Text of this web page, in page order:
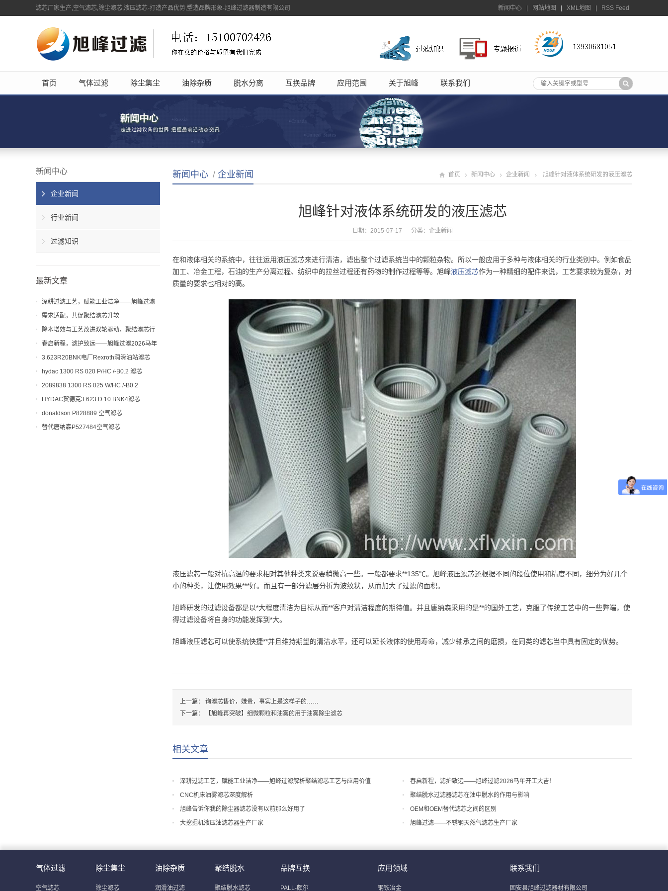
滤芯厂家生产,空气滤芯,除尘滤芯,液压滤芯-打造产品优势,塑造品牌形象-旭峰过滤器制造有限公司 新闻中心 网站地图 XML地图 RSS Feed
首页 气体过滤 除尘集尘 油除杂质 脱水分离 互换品牌 应用范围 关于旭峰 联系我们
新闻中心 / 企业新闻 首页 新闻中心 企业新闻 旭峰针对液体系统研发的液压滤芯
旭峰针对液体系统研发的液压滤芯
日期：2015-07-17 分类： 企业新闻
在和液体相关的系统中，往往运用液压滤芯来进行清洁，滤出整个过滤系统当中的颗粒杂物。所以一般应用于多种与液体相关的行业类别中。例如食品
加工、冶金工程，石油的生产分离过程、纺织中的拉丝过程还有药物的制作过程等等。旭峰液压滤芯作为一种精细的配件来说，工艺要求较为复杂，对
质量的要求也相对的高。
液压滤芯一般对抗高温的要求相对其他种类来说要稍微高一些。一般都要求**135℃。旭峰液压滤芯还根据不同的段位使用和精度不同，细分为好几个
小的种类，让使用效果***好。而且有一部分滤层分折为波纹状，从而加大了过滤的面积。
旭峰研发的过滤设备都是以*大程度清洁为目标从而**客户对清洁程度的期待值。并且唐纳森采用的是**的国外工艺，克服了传统工艺中的一些弊端，使
得过滤设备将自身的功能发挥到*大。
旭峰液压滤芯可以使系统快捷**并且维持期望的清洁水平，还可以延长液体的使用寿命，减少轴承之间的磨损，在同类的滤芯当中具有固定的优势。
上一篇： 询滤芯售价，嫌贵，事实上是这样子的……
下一篇：
【旭峰再突破】细微颗粒和油雾的用于油雾除尘滤芯
相关文章
深耕过滤工艺，赋能工业洁净——旭峰过滤解析聚结滤芯工艺与应用价值
春启新程，滤护致远——旭峰过滤2026马年开工大吉！
CNC机床油雾滤芯深度解析
聚结脱水过滤器滤芯在油中脱水的作用与影响
旭峰告诉你我的除尘器滤芯没有以前那么好用了
OEM和OEM替代滤芯之间的区别
大挖掘机液压油滤芯器生产厂家
旭峰过滤——不锈钢天然气滤芯生产厂家
新闻中心
企业新闻
行业新闻
过滤知识
最新文章
深耕过滤工艺，赋能工业洁净——旭峰过滤
解析聚结滤芯工艺与应用价值
需求适配，共促聚结滤芯升较
降本增效与工艺改进双轮驱动，聚结滤芯行
业迎来新机遇
春启新程，滤护致远——旭峰过滤2026马年
开工大吉！
3.623R20BNK电厂Rexroth润滑油站滤芯
hydac 1300 RS 020 P/HC /-B0.2 滤芯
2089838 1300 RS 025 W/HC /-B0.2
HYDAC贺德克3.623 D 10 BNK4滤芯
donaldson P828889 空气滤芯
替代唐纳森P527484空气滤芯
气体过滤
空气滤芯
除尘集尘
除尘滤芯
油除杂质
润滑油过滤
聚结脱水
聚结脱水滤芯
品牌互换
PALL-颇尔
应用领域
钢铁冶金
联系我们
固安县旭峰过滤器材有限公司